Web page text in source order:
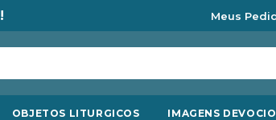
Meus
OBJETOS LITURGICOS IMAGENS